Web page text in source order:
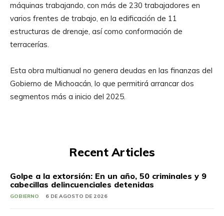
máquinas trabajando, con más de 230 trabajadores en
varios frentes de trabajo, en la edificación de 11
estructuras de drenaje, así como conformación de
terracerías.
Esta obra multianual no genera deudas en las finanzas del
Gobierno de Michoacán, lo que permitirá arrancar dos
segmentos más a inicio del 2025.
Recent Articles
Golpe a la extorsión: En un año, 50 criminales y 9
cabecillas delincuenciales detenidas
GOBIERNO 6 DE AGOSTO DE 2026